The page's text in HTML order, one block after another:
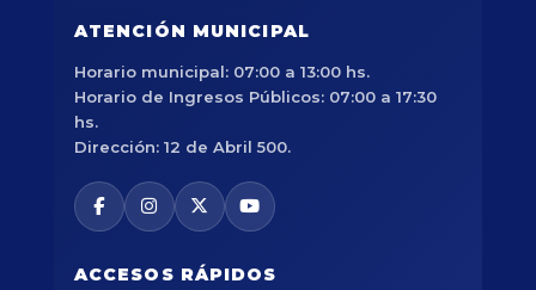
ATENCIÓN MUNICIPAL
Horario municipal: 07:00 a 13:00 hs.
Horario de Ingresos Públicos: 07:00 a 17:30
hs.
Dirección: 12 de Abril 500.
ACCESOS RÁPIDOS